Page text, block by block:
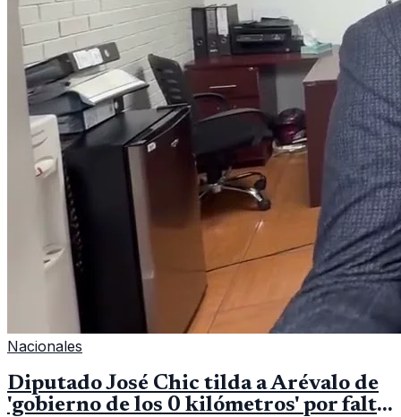
Nacionales
Diputado José Chic tilda a Arévalo de
'gobierno de los 0 kilómetros' por falta